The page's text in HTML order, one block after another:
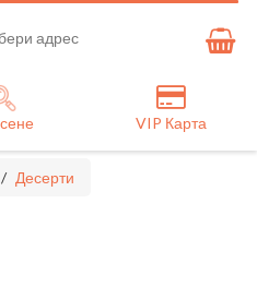
адрес
VIP Карта
Десерти